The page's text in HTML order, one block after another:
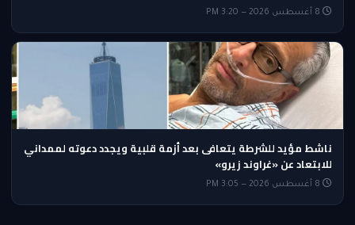
ناشط مؤيد للشرطة يتعافى بعد أزمة قلبية ويجدد دعوته لممداني
للابتعاد عن «غراوند زيرو»